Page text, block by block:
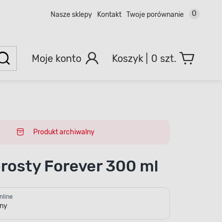
Nasze sklepy Kontakt Twoje porównanie 0
Moje konto 0 szt.
Produkt archiwalny
Forever 300 ml